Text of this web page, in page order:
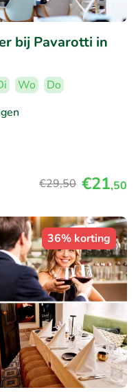
bij Pavarotti in
Wo
Do
€29,50 €21,50
36% korting